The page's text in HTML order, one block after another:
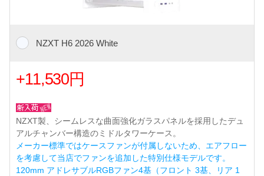
NZXT H6 2026 White
+11,530円
NZXT製、シームレスな曲面強化ガラスパネルを採用したデュ
アルチャンバー構造のミドルタワーケース。
メーカー標準ではケースファンが付属しないため、エアフロー
を考慮して当店でファンを追加した特別仕様モデルです。
120mm アドレサブルRGBファン4基（フロント 3基、リア 1